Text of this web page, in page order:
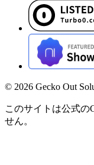
© 2026 Gecko Out
このサイトは公式の
せん。